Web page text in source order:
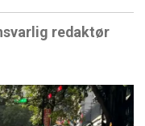
redaktør